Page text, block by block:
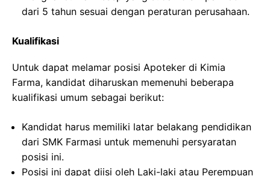
dari 5 tahun sesuai dengan peraturan perusahaan.
Kualifikasi
Untuk dapat melamar posisi Apoteker di Kimia
Farma, kandidat diharuskan memenuhi beberapa
kualifikasi umum sebagai berikut:
Kandidat harus memiliki latar belakang pendidikan
dari SMK Farmasi untuk memenuhi persyaratan
posisi ini.
Posisi ini dapat diisi oleh Laki-laki atau Perempuan